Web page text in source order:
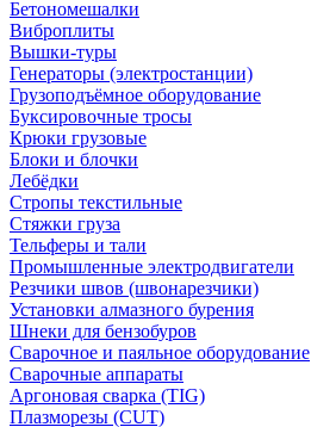
Бетономешалки
Виброплиты
Вышки-туры
Генераторы (электростанции)
Грузоподъёмное оборудование
Буксировочные тросы
Крюки грузовые
Блоки и блочки
Лебёдки
Стропы текстильные
Стяжки груза
Тельферы и тали
Промышленные электродвигатели
Резчики швов (швонарезчики)
Установки алмазного бурения
Шнеки для бензобуров
Сварочное и паяльное оборудование
Сварочные аппараты
Аргоновая сварка (TIG)
Плазморезы (CUT)